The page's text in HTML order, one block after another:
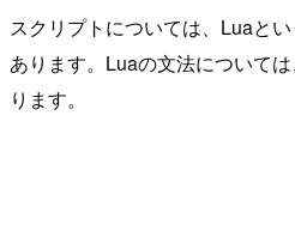
スクリプトについては、Luaと
あります。Luaの文法について
ります。